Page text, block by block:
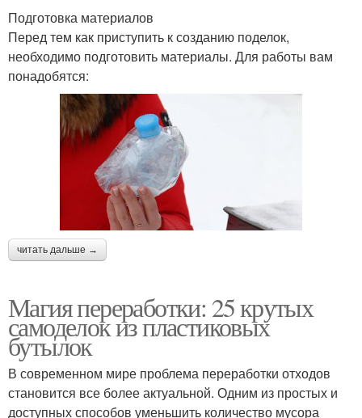
Подготовка материалов
Перед тем как приступить к созданию поделок,
необходимо подготовить материалы. Для работы вам
понадобятся:
читать дальше →
Магия переработки: 25 крутых
самоделок из пластиковых
бутылок
В современном мире проблема переработки отходов
становится все более актуальной. Одним из простых и
доступных способов уменьшить количество мусора